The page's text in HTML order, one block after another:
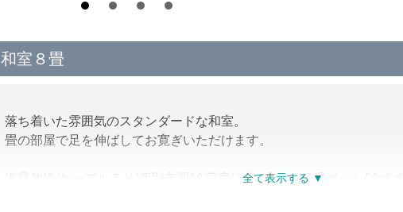
和室８畳
落ち着いた雰囲気のスタンダードな和室。
畳の部屋で足を伸ばしてお寛ぎいただけます。
衛星放送/ケーブルＴＶ/個別空調/冷蔵庫/お茶セット/保温ポット/冷水